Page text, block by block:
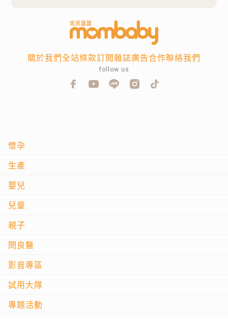
懷孕
生產
嬰兒
兒童
親子
問良醫
影音專區
試用大隊
專題活動
關於我們全站條款訂閱雜誌廣告合作聯絡我們
follow us